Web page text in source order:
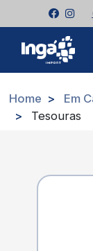
Home Em
Tesouras